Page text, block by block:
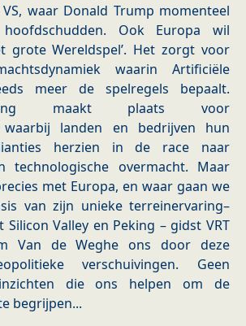
waar Donald Trump momenteel
Ook Europa wil
grote Wereldspel’. Het zorgt voor
waarin Artificiële
meer de spelregels bepaalt.
maakt plaats voor
waarbij landen en bedrijven hun
herzien in de race naar
technologische overmacht. Maar
met Europa, en waar gaan we
van zijn unieke terreinervaring–
Valley en Peking – gidst VRT
Van de Weghe ons door deze
verschuivingen. Geen
die ons helpen om de
begrijpen...